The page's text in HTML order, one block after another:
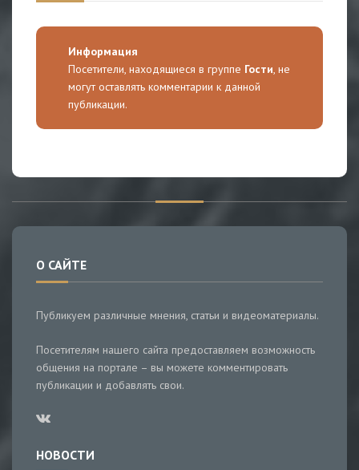
Информация
Посетители, находящиеся в группе Гости, не
могут оставлять комментарии к данной
публикации.
О САЙТЕ
Публикуем различные мнения, статьи и видеоматериалы.
Посетителям нашего сайта предоставляем возможность
общения на портале – вы можете комментировать
публикации и добавлять свои.
НОВОСТИ